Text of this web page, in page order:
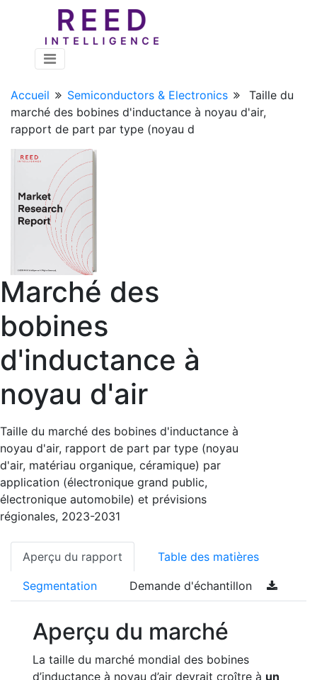
Accueil Semiconductors & Electronics
Taille du
marché des bobines d'inductance à noyau d'air,
rapport de part par type (noyau d
Marché des
bobines
d'inductance à
noyau d'air
Taille du marché des bobines d'inductance à
noyau d'air, rapport de part par type (noyau
d'air, matériau organique, céramique) par
application (électronique grand public,
électronique automobile) et prévisions
régionales, 2023-2031
Aperçu du rapport Table des matières
Segmentation Demande d'échantillon
Aperçu du marché
La taille du marché mondial des bobines
d’inductance à noyau d’air devrait croître à un